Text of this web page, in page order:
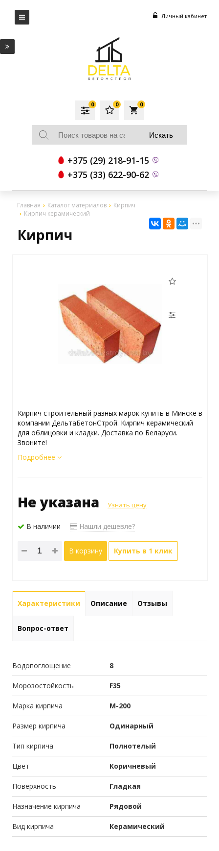
Личный кабинет
local_grocery_store
0
0
0
+375 (29) 218-91-15
+375 (33) 622-90-62
Главная Каталог материалов
Кирпич
Кирпич керамический
Кирпич
Кирпич строительный разных марок купить в Минске в
компании ДельтаБетонСтрой. Кирпич керамический
для облицовки и кладки. Доставка по Беларуси.
Звоните!
Подробнее
Не указана Узнать цену
В наличии Нашли дешевле?
В корзину Купить в 1 клик
Характеристики Описание Отзывы
Вопрос-ответ
Водопоглощение 8
Морозостойкость F35
Марка кирпича М-200
Размер кирпича Одинарный
Тип кирпича Полнотелый
Цвет Коричневый
Поверхность Гладкая
Назначение кирпича Рядовой
Вид кирпича Керамический